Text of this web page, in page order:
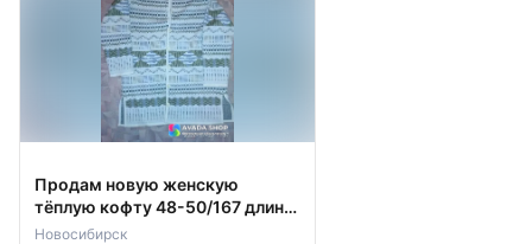
Продам новую женскую
тёплую кофту 48-50/167 длина
по спинке 78см
Новосибирск